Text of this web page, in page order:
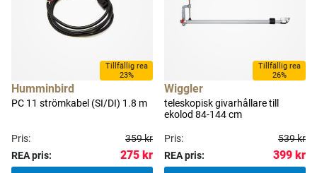
Tillfällig rea
23%
Humminbird
PC 11 strömkabel (SI/DI) 1.8 m
Pris:
359 kr
REA pris:
275 kr
Tillfällig rea
26%
Wiggler
teleskopisk givarhållare till
ekolod 84-144 cm
Pris:
539 kr
REA pris:
399 kr